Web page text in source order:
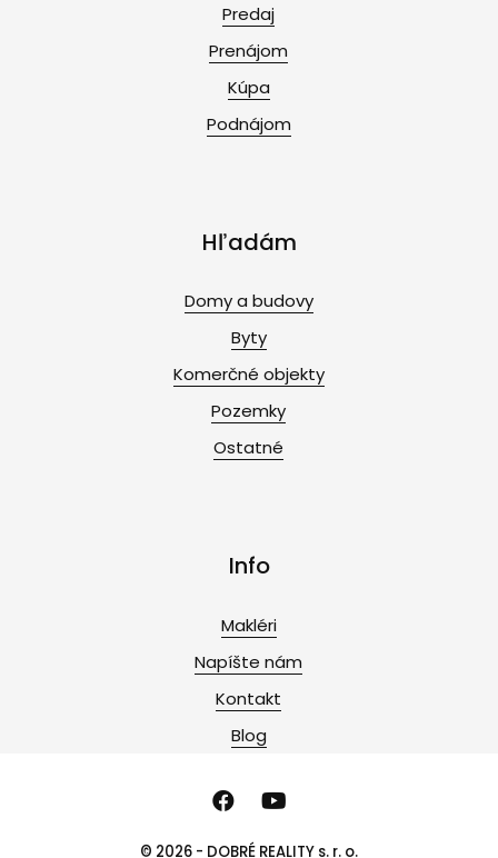
Predaj
Prenájom
Kúpa
Podnájom
Hľadám
Domy a budovy
Byty
Komerčné objekty
Pozemky
Ostatné
Info
Makléri
Napíšte nám
Kontakt
Blog
© 2026 - DOBRÉ REALITY s. r. o.